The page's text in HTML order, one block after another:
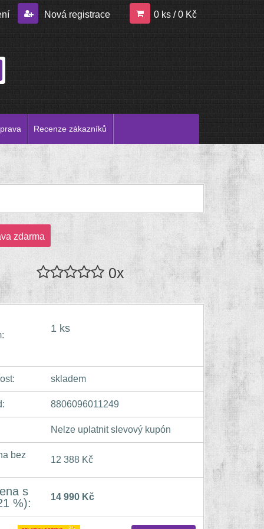
Nová registrace 0 ks / 0 Kč
Recenze zákazníků
zdarma
0x
1 ks
skladem
8806096011249
Nelze uplatnit slevový kupón
bez 12 388 Kč
s
%):
14 990 Kč